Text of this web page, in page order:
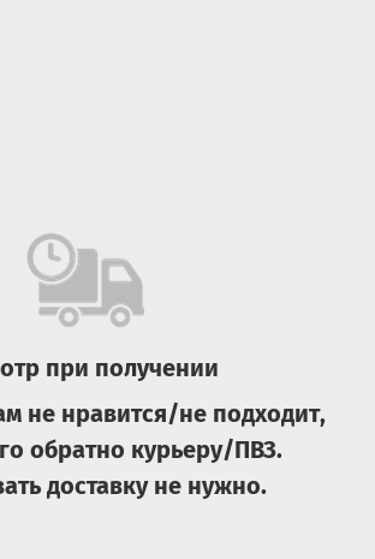
при получении
не нравится/не подходит,
обратно курьеру/ПВЗ.
доставку не нужно.